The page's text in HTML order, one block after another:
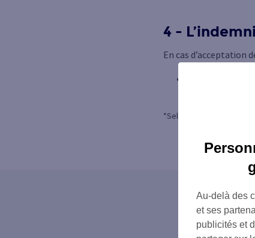
4 -
En cas d’acceptation
Assurance-
*Selon les conditions
Au-delà des
et ses
publicités et